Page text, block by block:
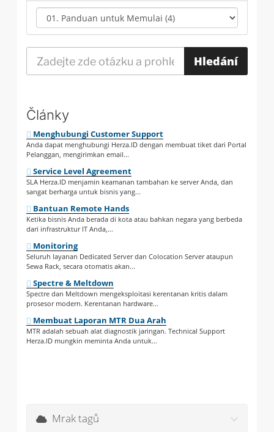
Články
Menghubungi Customer Support
Anda dapat menghubungi Herza.ID dengan membuat tiket dari Portal
Pelanggan, mengirimkan email...
Service Level Agreement
SLA Herza.ID menjamin keamanan tambahan ke server Anda, dan
sangat berharga untuk bisnis yang...
Bantuan Remote Hands
Ketika bisnis Anda berada di kota atau bahkan negara yang berbeda
dari infrastruktur IT Anda,...
Monitoring
Seluruh layanan Dedicated Server dan Colocation Server ataupun
Sewa Rack, secara otomatis akan...
Spectre & Meltdown
Spectre dan Meltdown mengeksploitasi kerentanan kritis dalam
prosesor modern. Kerentanan hardware...
Membuat Laporan MTR Dua Arah
MTR adalah sebuah alat diagnostik jaringan. Technical Support
Herza.ID mungkin meminta Anda untuk...
Mrak tagů